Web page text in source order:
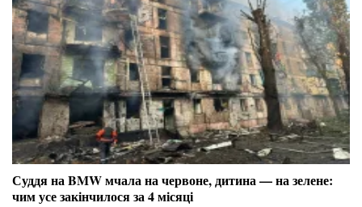
Суддя на BMW мчала на червоне, дитина — на зелене:
чим усе закінчилося за 4 місяці